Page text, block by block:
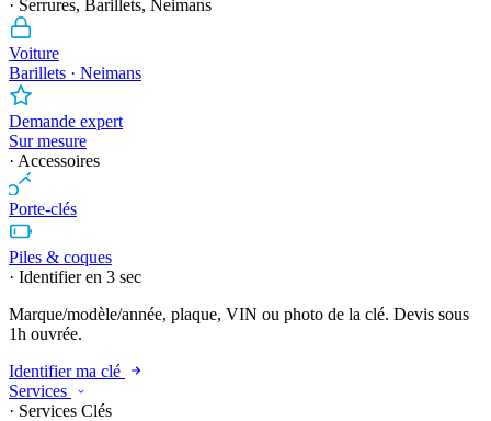
· Serrures, Barillets, Neimans
Voiture
Barillets · Neimans
Demande expert
Sur mesure
· Accessoires
Porte-clés
Piles & coques
· Identifier en 3 sec
Marque/modèle/année, plaque, VIN ou photo de la clé. Devis sous
1h ouvrée.
Identifier ma clé
Services
· Services Clés